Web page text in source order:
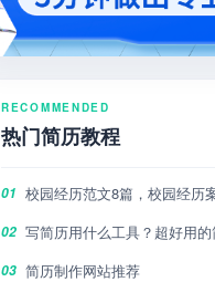
RECOMMENDED
热门简历教程
01 校园经历范文8篇，校园经历
02 写简历用什么工具？超好用
03 简历制作网站推荐